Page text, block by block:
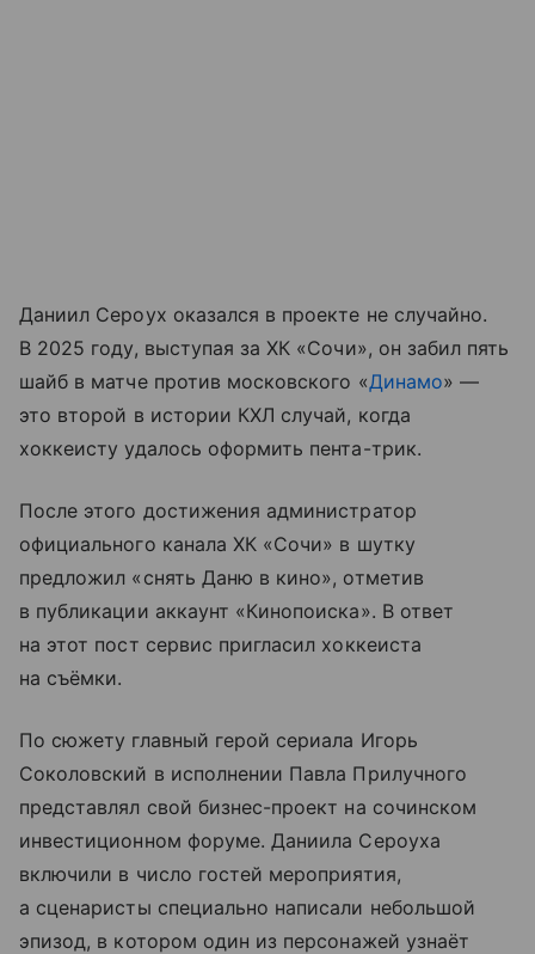
Даниил Сероух оказался в проекте не случайно.
В 2025 году, выступая за ХК «Сочи», он забил пять
шайб в матче против московского «Динамо» —
это второй в истории КХЛ случай, когда
хоккеисту удалось оформить пента-трик.
После этого достижения администратор
официального канала ХК «Сочи» в шутку
предложил «снять Даню в кино», отметив
в публикации аккаунт «Кинопоиска». В ответ
на этот пост сервис пригласил хоккеиста
на съёмки.
По сюжету главный герой сериала Игорь
Соколовский в исполнении Павла Прилучного
представлял свой бизнес-проект на сочинском
инвестиционном форуме. Даниила Сероуха
включили в число гостей мероприятия,
а сценаристы специально написали небольшой
эпизод, в котором один из персонажей узнаёт